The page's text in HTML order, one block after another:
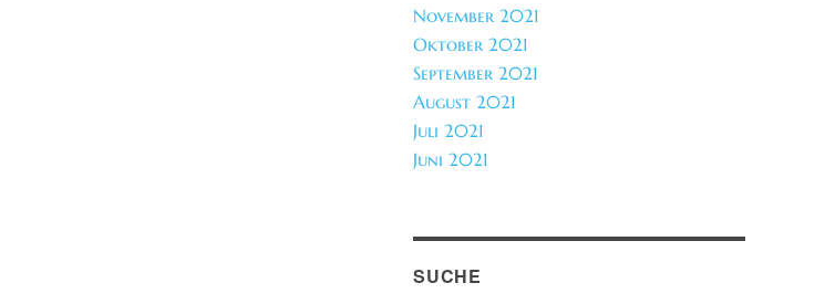
November 2021
Oktober 2021
September 2021
August 2021
Juli 2021
Juni 2021
SUCHE